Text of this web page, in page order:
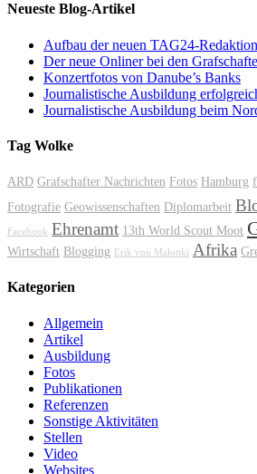
Neueste Blog-Artikel
Aufbau der neuen TAG24-
Der neue Onliner bei den
Konzertfotos von Danube’s Banks
Journalistische Ausbildung
Journalistische Ausbildung beim
Tag Wolke
ARD Grafschafter Nachrichten Fotos Hamburg
Fotografie Geowissenschaften Diplomarbeit
Facebook Ehrenamt 13th World Scout Moot
Wirtschaft Blogging Erik von Malottki Afrika
Kategorien
Allgemein
Artikel
Ausbildung
Fotos
Publikationen
Referenzen
Sonstige Aktivitäten
Stellen
Video
Websites